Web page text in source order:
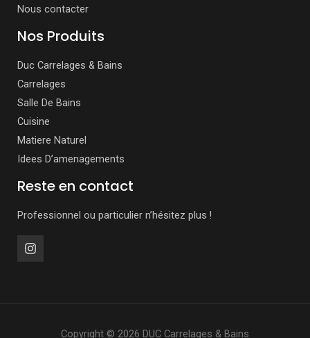
Nous contacter
Nos Produits
Duc Carrelages & Bains
Carrelages
Salle De Bains
Cuisine
Matiere Naturel
Idees D’amenagements
Reste en contact
Professionnel ou particulier n’hésitez plus !
Copyright © 2026 DUC Carrelages & Bains